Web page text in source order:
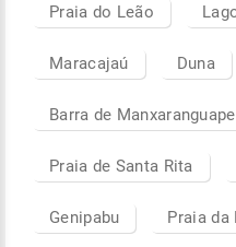
Praia do Leão
Maracajaú Duna
Barra de Manxaranguape
Praia de Santa Rita
Genipabu Praia da